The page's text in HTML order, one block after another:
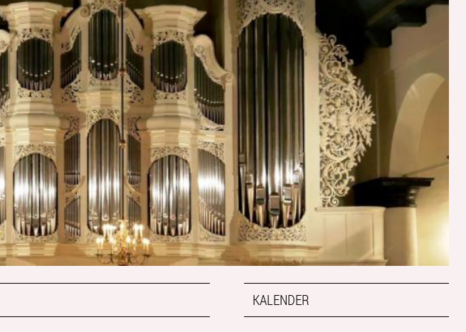
KALENDER